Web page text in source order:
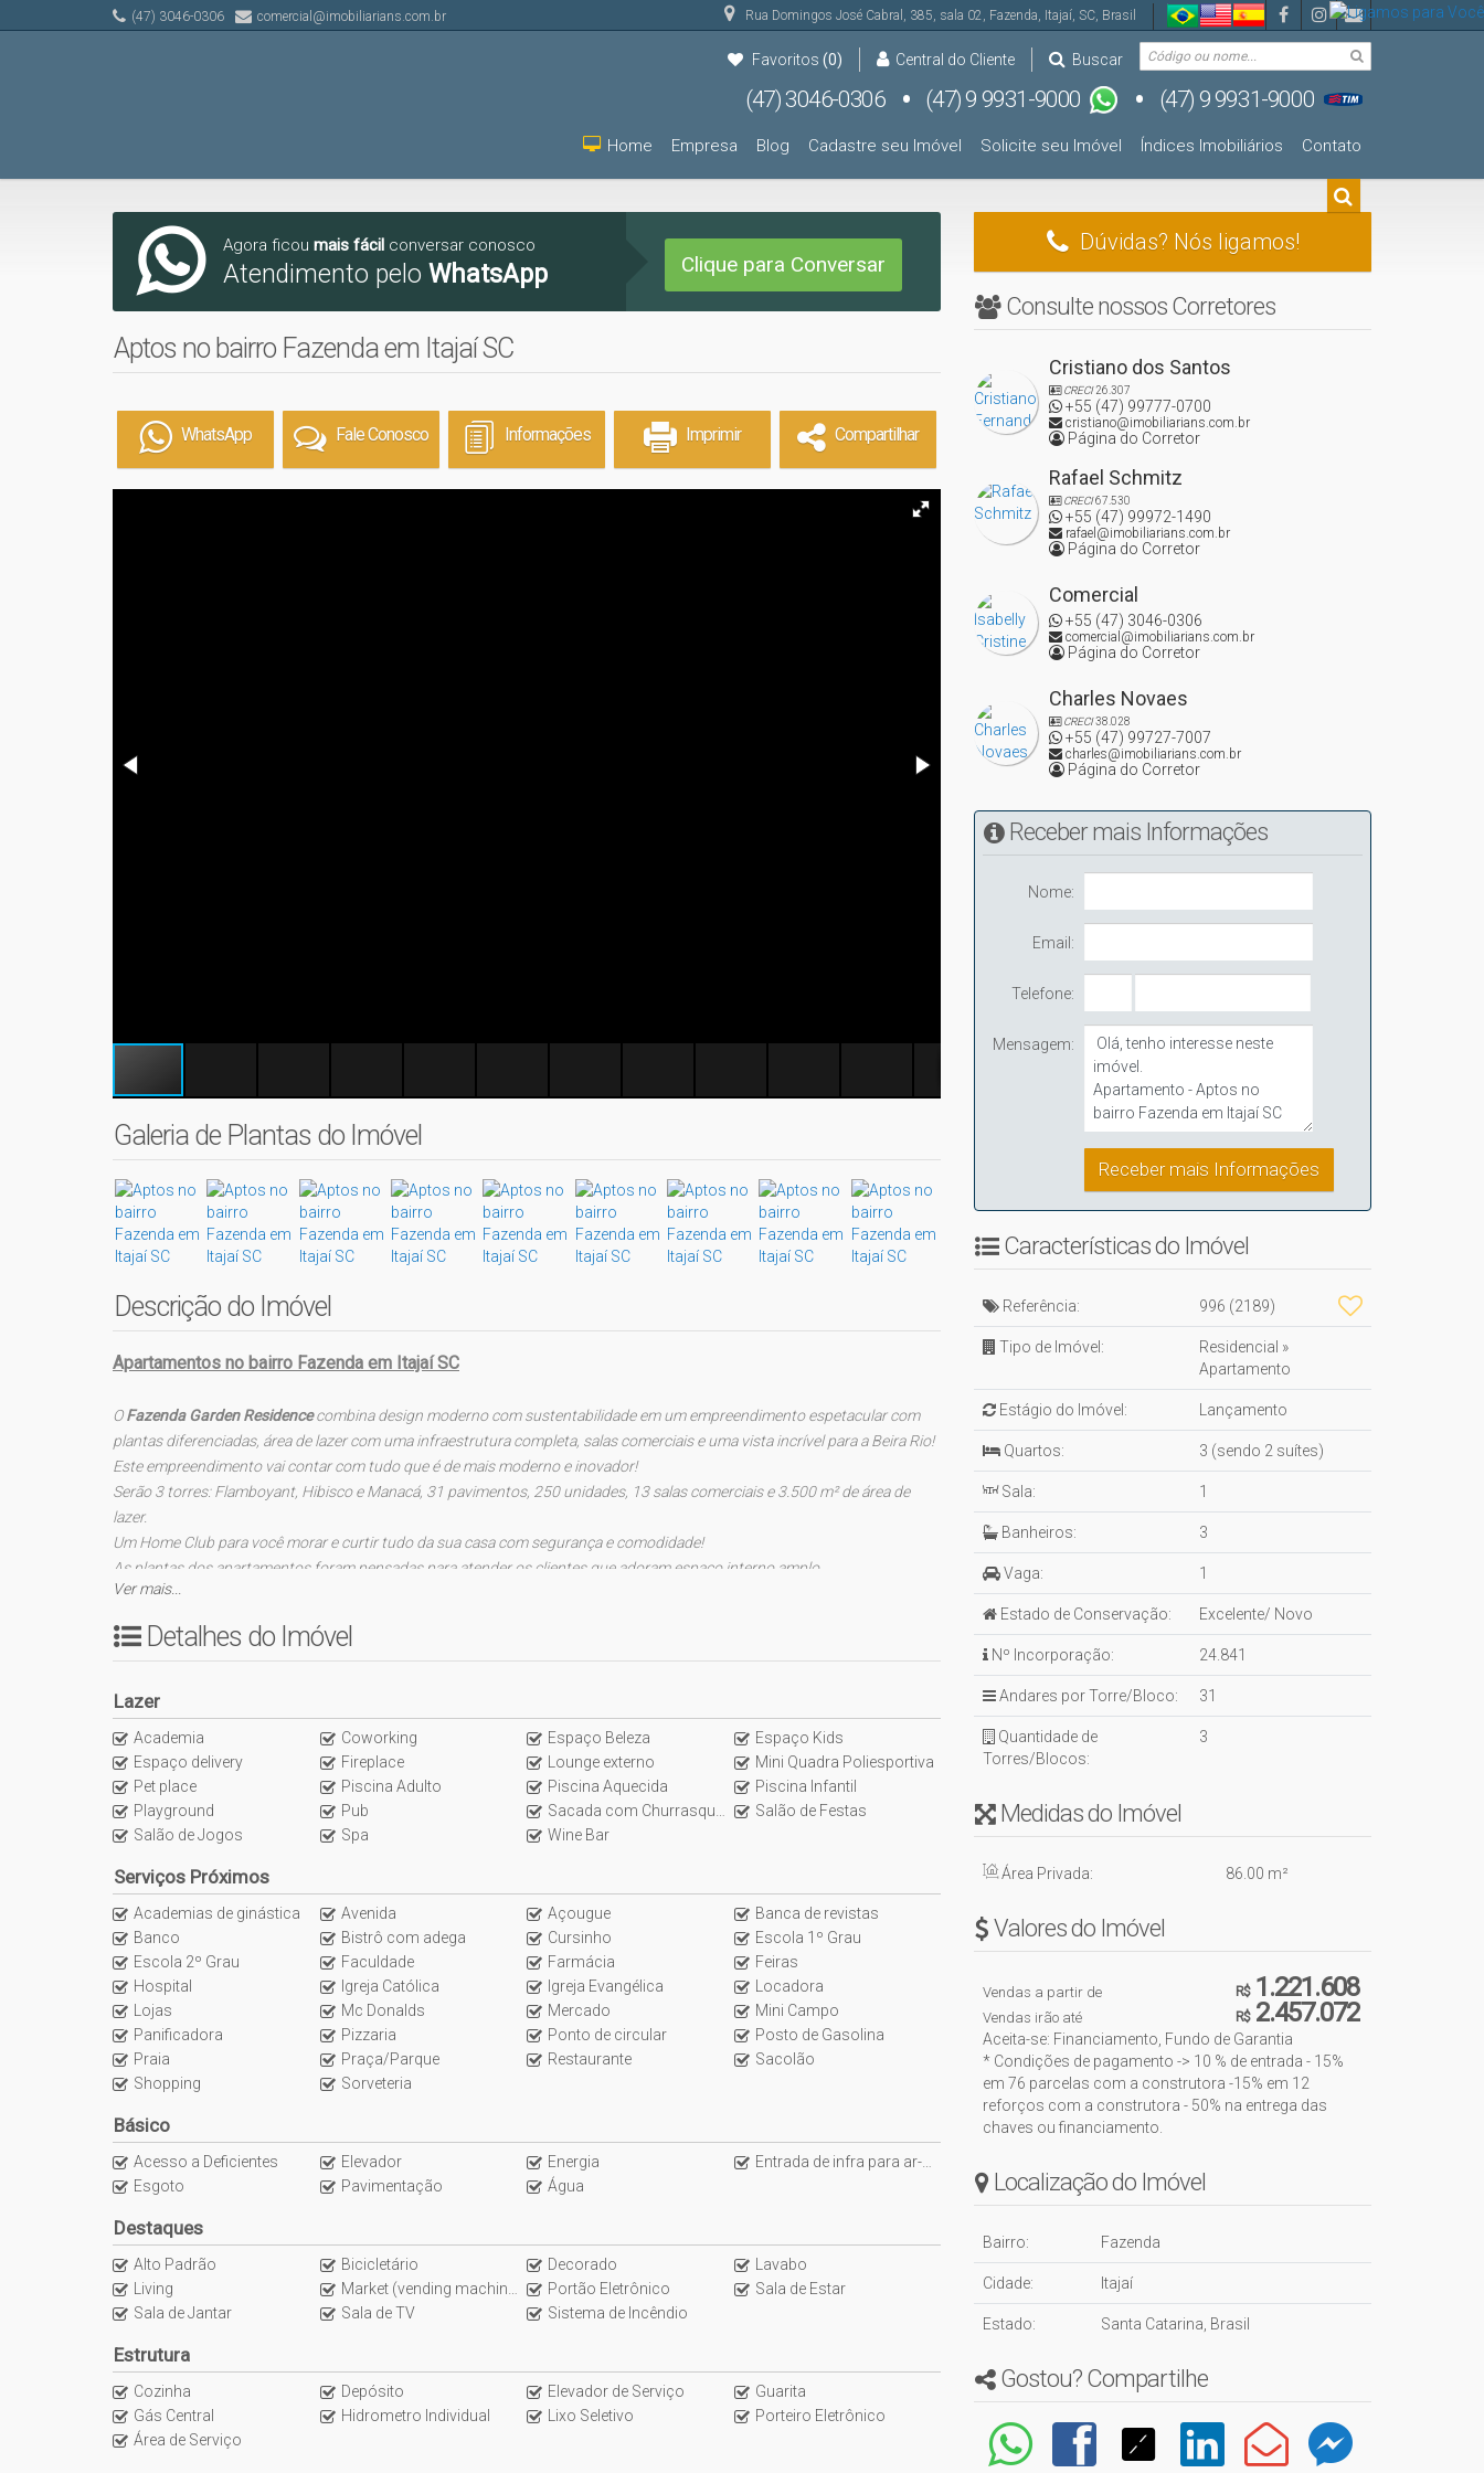
Rua Domingos José Cabral , 385, sala 02, Fazenda, Itajaí, SC, Brasil
(47) 3046-0306 comercial@imobiliarians.com.br
Buscar
Central do Cliente
Favoritos (0)
(47) 9 9931-9000 (47) 9 9931-9000
Contato
Índices Imobiliários
Solicite seu Imóvel
Cadastre seu Imóvel
Blog
Empresa
Home
Agora ficou mais fácil conversar conosco
Atendimento pelo WhatsApp Clique para Conversar
Aptos no bairro Fazenda em Itajaí SC
WhatsApp Fale Conosco Informações Imprimir Compartilhar
Galeria de Plantas do Imóvel
Descrição do Imóvel
Apartamentos no bairro Fazenda em Itajaí SC
OFazenda Garden Residencecombina design moderno com sustentabilidade em um empreendimento espetacular com
plantas diferenciadas, área de lazer com uma infraestrutura completa, salas comerciais e uma vista incrível para a Beira Rio!
Este empreendimento vai contar com tudo que é de mais moderno e inovador!
Serão 3 torres: Flamboyant, Hibisco e Manacá, 31 pavimentos, 250 unidades, 13 salas comerciais e 3.500 m² de área de
lazer.
Um Home Club para você morar e curtir tudo da sua casa com segurança e comodidade!
As plantas dos apartamentos foram pensadas para atender os clientes que adoram espaço interno amplo.
-> CARACTERÍSTICAS DO EMPREENDIMENTO:
Sauna
Sala de Jogos
Salão de Festas
Piscina
Quadra Esportiva
Spa
Espaço Gourmet
Medidores Individuais
Portão Eletrônico
Playground
Brinquedoteca
Pet Care
Quiosque Externo
Automação Predial
Piscina Infantil
Bicicletário
Gás Central
Elevador
Pet Place
Mini Mercado
Lavanderia Coletiva
Espaço Zen
Pìscina Térmica
Entrada para Banhistas
Box de Praia
Hall Decorado e Mobiliado
Painéis de Energia Solar
Ver mais...
Detalhes do Imóvel
Lazer
Academia Coworking Espaço Beleza
Espaço Kids
Espaço delivery
Fireplace Lounge externo
Mini Quadra Poliesportiva
Pet place
Piscina Adulto Piscina Aquecida
Piscina Infantil
Playground
Pub Sacada com Churrasqueira
Salão de Festas
Salão de Jogos
Spa Wine Bar
Serviços Próximos
Academias de ginástica Avenida Açougue
Banca de revistas
Banco
Bistrô com adega Cursinho
Escola 1º Grau
Escola 2º Grau
Faculdade Farmácia
Feiras
Hospital
Igreja Católica Igreja Evangélica
Locadora
Lojas
Mc Donalds Mercado
Mini Campo
Panificadora
Pizzaria Ponto de circular
Posto de Gasolina
Praia
Praça/Parque Restaurante
Sacolão
Shopping
Sorveteria
Básico
Acesso a Deficientes Elevador Energia
Entrada de infra para ar-condicionado
Esgoto
Pavimentação Água
Destaques
Alto Padrão Bicicletário Decorado
Lavabo
Living
Market (vending machine on demand) Portão Eletrônico
Sala de Estar
Sala de Jantar
Sala de TV Sistema de Incêndio
Estrutura
Cozinha Depósito Elevador de Serviço
Guarita
Gás Central
Hidrometro Individual Lixo Seletivo
Porteiro Eletrônico
Área de Serviço
Dúvidas? Nós ligamos!
Consulte nossos Corretores
Cristiano dos Santos
CRECI26.307
+55 (47) 99777-0700
cristiano@imobiliarians.com.br
Página do Corretor
Rafael Schmitz
CRECI67.530
+55 (47) 99972-1490
rafael@imobiliarians.com.br
Página do Corretor
Comercial
+55 (47) 3046-0306
comercial@imobiliarians.com.br
Página do Corretor
Charles Novaes
CRECI38.028
+55 (47) 99727-7007
charles@imobiliarians.com.br
Página do Corretor
Receber mais Informações
Nome:
Email:
Telefone:
Mensagem:
Características do Imóvel
Referência: 996 (2189)
Tipo de Imóvel: Residencial »
Apartamento
Estágio do Imóvel: Lançamento
Quartos: 3 (sendo 2 suítes)
Sala: 1
Banheiros: 3
Vaga: 1
Estado de Conservação: Excelente/ Novo
Nº Incorporação: 24.841
Andares por Torre/Bloco: 31
Quantidade de
Torres/Blocos:
3
Medidas do Imóvel
Área Privada: 86 .00 m²
Valores do Imóvel
R$1.221.608
Vendas a partir de
R$2.457.072
Vendas irão até
Aceita-se: Financiamento, Fundo de Garantia
* Condições de pagamento -> 10 % de entrada - 15%
em 76 parcelas com a construtora -15% em 12
reforços com a construtora - 50% na entrega das
chaves ou financiamento.
Localização do Imóvel
Bairro: Fazenda
Cidade: Itajaí
Estado: Santa Catarina, Brasil
Gostou? Compartilhe